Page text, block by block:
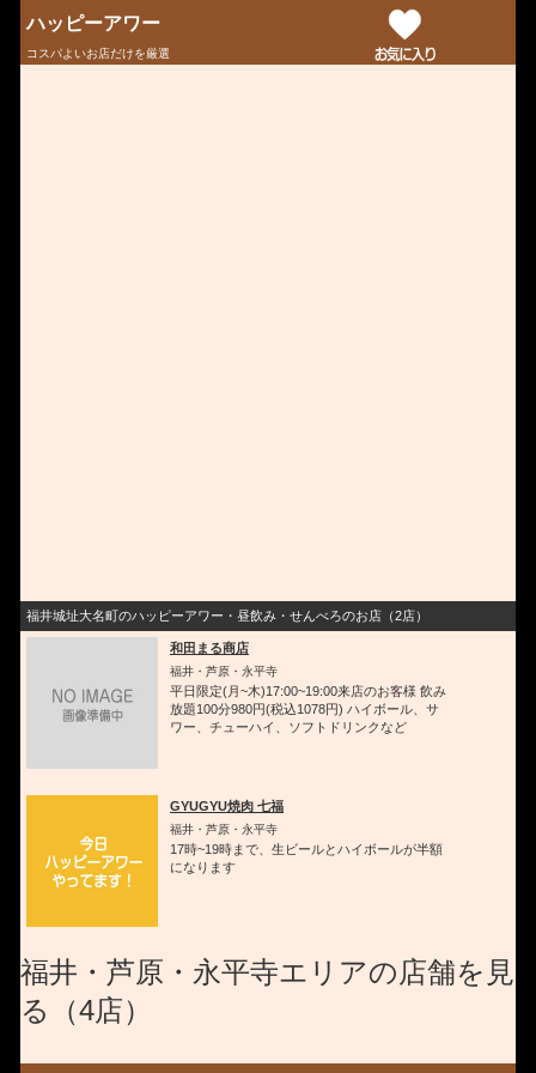
ハッピーアワー
コスパよいお店だけを厳選
福井城址大名町のハッピーアワー・昼飲み・せんべろのお店（2店）
和田まる商店
福井・芦原・永平寺
平日限定(月~木)17:00~19:00来店のお客様 飲み
放題100分980円(税込1078円) ハイボール、サ
ワー、チューハイ、ソフトドリンクなど
GYUGYU焼肉 七福
福井・芦原・永平寺
17時~19時まで、生ビールとハイボールが半額
になります
福井・芦原・永平寺エリアの店舗を見
る（4店）